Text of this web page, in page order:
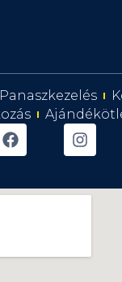
Panaszkezelés